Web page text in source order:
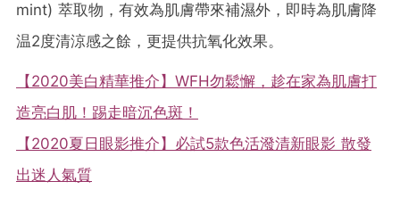
mint) 萃取物，有效為肌膚帶來補濕外，即時為肌膚降
温2度清涼感之餘，更提供抗氧化效果。
【2020美白精華推介】WFH勿鬆懈，趁在家為肌膚打
造亮白肌！踢走暗沉色斑！
【2020夏日眼影推介】必試5款色活潑清新眼影 散發
出迷人氣質